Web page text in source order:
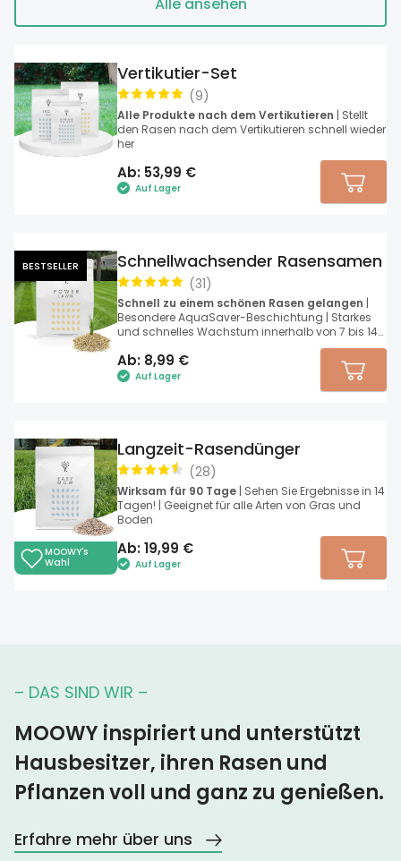
(9)
Vertikutier-Set
Alle Produkte nach dem Vertikutieren | Stellt
den Rasen nach dem Vertikutieren schnell wieder
her
Ab: 53,99 €
Auf Lager
BESTSELLER
(31)
Schnellwachsender Rasensamen
Schnell zu einem schönen Rasen gelangen |
Besondere AquaSaver-Beschichtung | Starkes
und schnelles Wachstum innerhalb von 7 bis 14
Ab: 8,99 €
Auf Lager
MOOWY's
Wahl
(28)
Langzeit-Rasendünger
Wirksam für 90 Tage | Sehen Sie Ergebnisse in 14
Tagen! | Geeignet für alle Arten von Gras und
Boden
Ab: 19,99 €
Auf Lager
– DAS SIND WIR –
MOOWY inspiriert und unterstützt
Hausbesitzer, ihren Rasen und
Pflanzen voll und ganz zu genießen.
Erfahre mehr über uns